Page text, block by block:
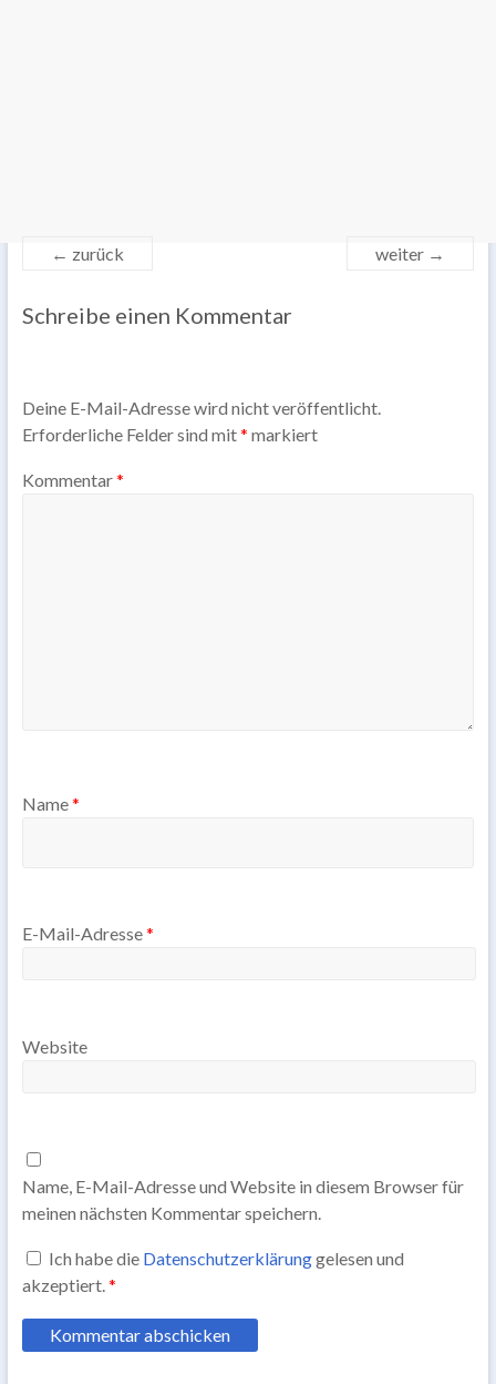
← zurück weiter →
Schreibe einen Kommentar
Deine E-Mail-Adresse wird nicht veröffentlicht.
Erforderliche Felder sind mit* markiert
Kommentar*
Name*
E-Mail-Adresse*
Website
Name, E-Mail-Adresse und Website in diesem Browser für
meinen nächsten Kommentar speichern.
Ich habe die Datenschutzerklärunggelesen und
akzeptiert.*